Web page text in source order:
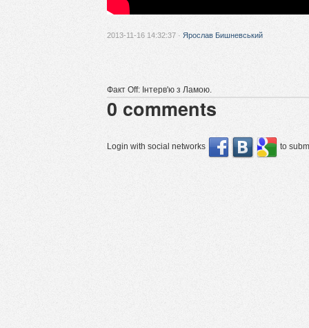
2013-11-16 14:32:37 · Ярослав Бишневський
Факт Off: Інтерв'ю з Ламою.
0 comments
Login with social networks to